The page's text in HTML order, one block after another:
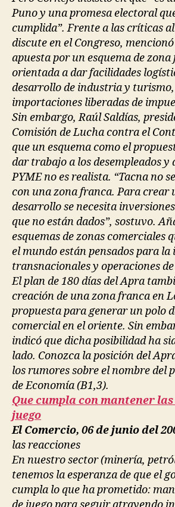
Puno y una promesa electoral
cumplida”. Frente a las críticas
discute en el Congreso,
apuesta por un esquema de
orientada a dar facilidades
desarrollo de industria y
importaciones liberadas de
Sin embargo, Raúl Saldías,
Comisión de Lucha contra el
que un esquema como el
dar trabajo a los desempleados
PYME no es realista. “Tacna no
con una zona franca. Para crear
desarrollo se necesita
que no están dados”, sostuvo.
esquemas de zonas comerciales
el mundo están pensados para
transnacionales y operaciones
El plan de 180 días del Apra
creación de una zona franca en
propuesta para generar un polo
comercial en el oriente. Sin
indicó que dicha posibilidad ha
lado. Conozca la posición del
los rumores sobre el nombre del
de Economía (B1,3).
Que cumpla con mantener
juego
El Comercio, 06 de junio del
las reacciones
En nuestro sector (minería,
tenemos la esperanza de que el
cumpla lo que ha prometido: